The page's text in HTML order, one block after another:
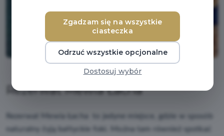
Rezerwat Mewia Łacha
Zgadzam się na wszystkie
ciasteczka
Odrzuć wszystkie opcjonalne
Dostosuj wybór